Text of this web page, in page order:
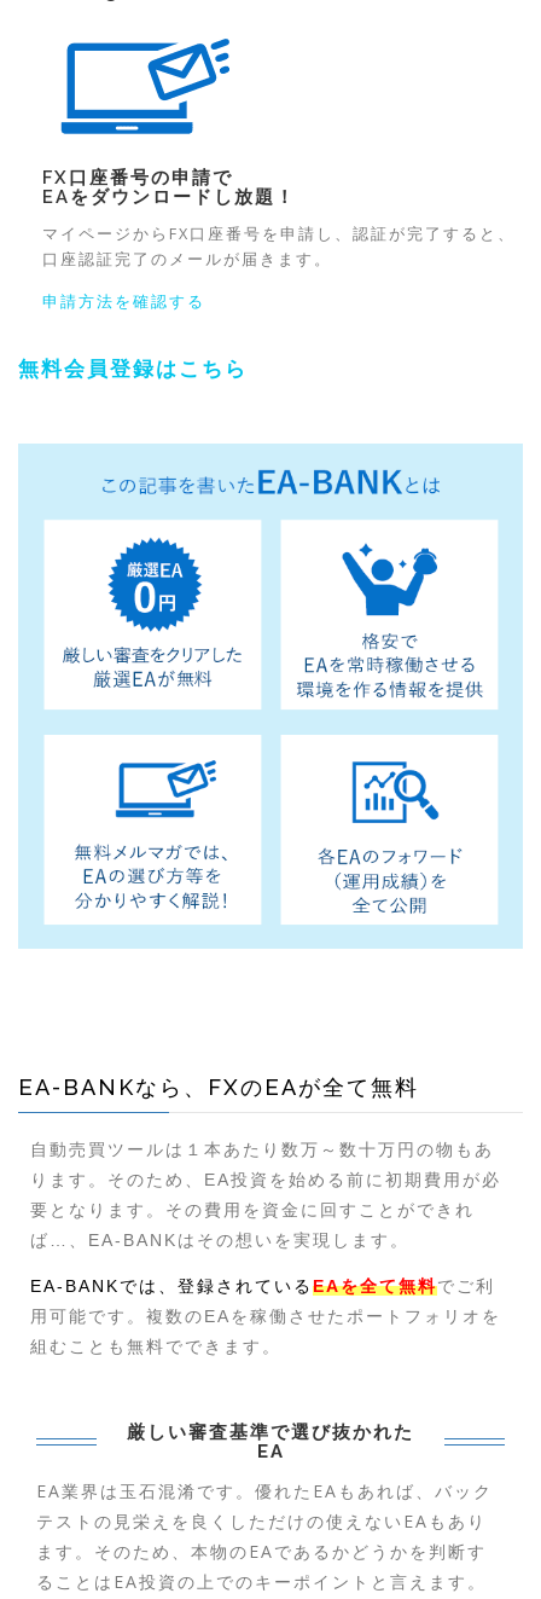
FX口座番号の申請で
EAをダウンロード し放題！
マイページからFX口座番号を申請し、認証が完了すると、
口座認証完了のメールが届きます。
申請方法を確認する
無料会員登録はこちら
EA-BANKなら、FXのEAが全て無料
自動売買ツールは１本あたり数万～数十万円の物もあ
ります。そのため、EA投資を始める前に初期費用が必
要となります。その費用を資金に回すことができれ
ば…、EA-BANKはその想いを実現します。
EA-BANKでは、登録されているEAを全て無料でご利
用可能です。複数のEAを稼働させたポートフォリオを
組むことも無料でできます。
厳しい審査基準で選び抜かれた
EA
EA業界は玉石混淆です。優れたEAもあれば、バック
テストの見栄えを良くしただけの使えないEAもあり
ます。そのため、本物のEAであるかどうかを判断す
ることはEA投資の上でのキーポイントと言えます。